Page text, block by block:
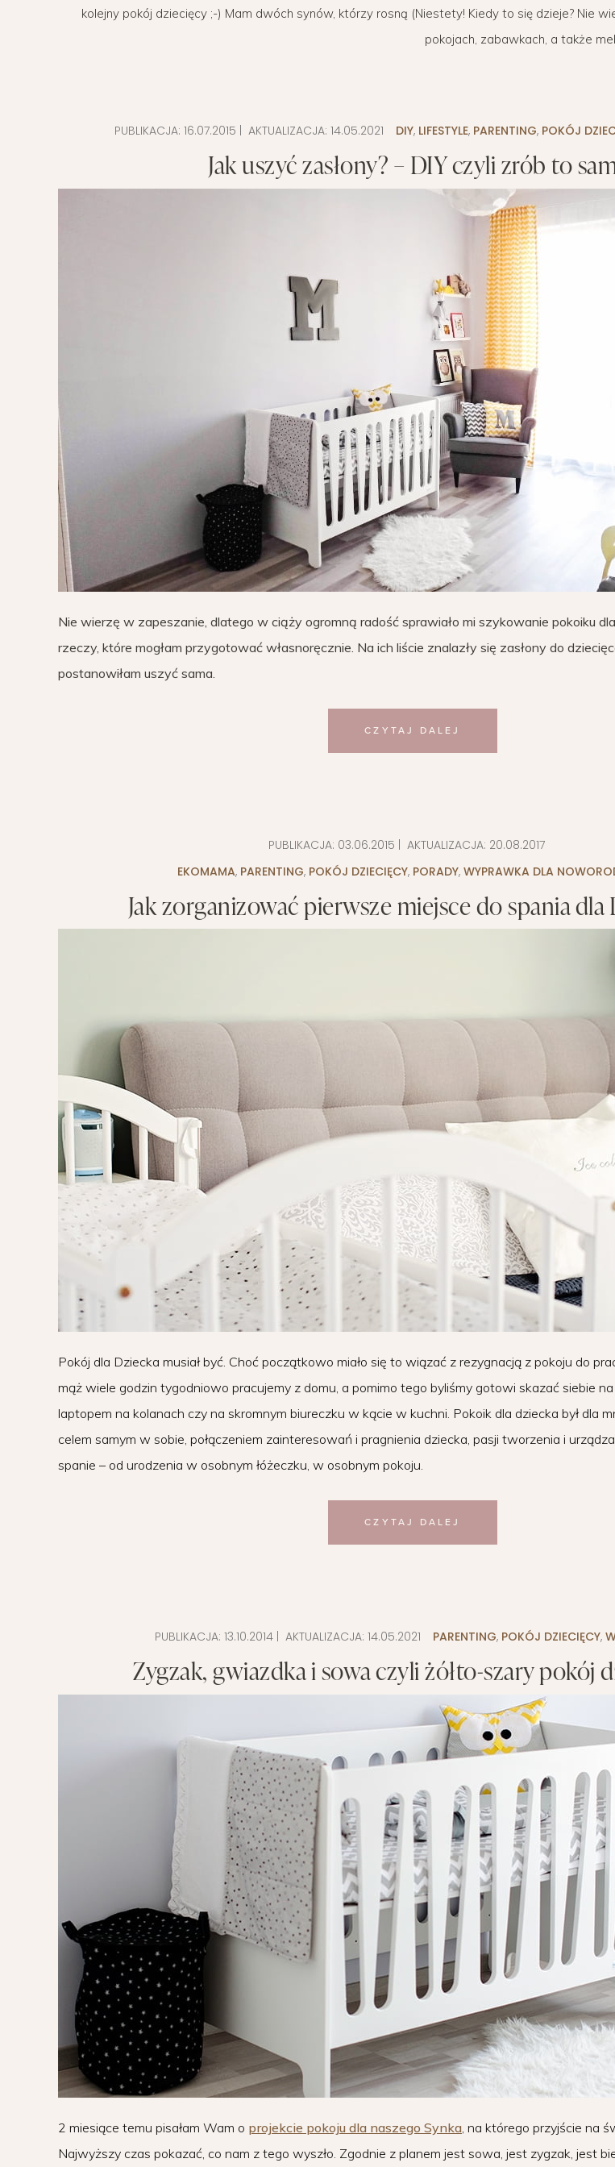
ROZSZERZANIE DIETY
WÓZKI DZIECIĘCE
WAKACJE Z DZIEĆMI
WYPRAWKA
ZDROWIE
kolejny pokój dziecięcy ;-) Mam dwóch synów, którzy rosną (Niestety! Kiedy to się dzieje? Nie
pokojach, zabawkach, a także
PUBLIKACJA: 16.07.2015 | AKTUALIZACJA: 14.05.2021 DIY, LIFESTYLE, PARENTING, POKÓJ
Jak uszyć zasłony? – DIY czyli zrób to
Nie wierzę w zapeszanie, dlatego w ciąży ogromną radość sprawiało mi szykowanie pokoiku
rzeczy, które mogłam przygotować własnoręcznie. Na ich liście znalazły się zasłony do
postanowiłam uszyć sama.
CZYTAJ DALEJ
PUBLIKACJA: 03.06.2015 | AKTUALIZACJA: 20.08.2017
EKOMAMA, PARENTING, POKÓJ DZIECIĘCY, PORADY, WYPRAWKA DLA
Jak zorganizować pierwsze miejsce do spania dla
Pokój dla Dziecka musiał być. Choć początkowo miało się to wiązać z rezygnacją z pokoju do
mąż wiele godzin tygodniowo pracujemy z domu, a pomimo tego byliśmy gotowi skazać siebie
laptopem na kolanach czy na skromnym biureczku w kącie w kuchni. Pokoik dla dziecka był dla
celem samym w sobie, połączeniem zainteresowań i pragnienia dziecka, pasji tworzenia i
spanie – od urodzenia w osobnym łóżeczku, w osobnym pokoju.
CZYTAJ DALEJ
PUBLIKACJA: 13.10.2014| AKTUALIZACJA: 14.05.2021 PARENTING, POKÓJ DZIECIĘCY,
Zygzak, gwiazdka i sowa czyli żółto-szary pokój
2 miesiące temu pisałam Wam o projekcie pokoju dla naszego Synka , na którego przyjście na
Najwyższy czas pokazać, co nam z tego wyszło. Zgodnie z planem jest sowa, jest zygzak, jest